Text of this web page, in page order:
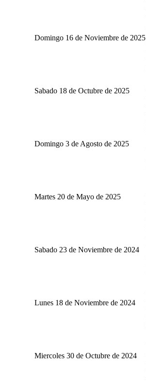
Domingo 16 de Noviembre de 2025
Sabado 18 de Octubre de 2025
Domingo 3 de Agosto de 2025
Martes 20 de Mayo de 2025
Sabado 23 de Noviembre de 2024
Lunes 18 de Noviembre de 2024
Miercoles 30 de Octubre de 2024